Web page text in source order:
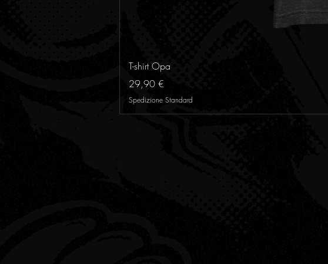
T-shirt Opa
Prezzo
29,90 €
Spedizione Standard